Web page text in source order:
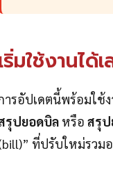
ริ่มใช้งานได้
ารอัปเดตนี้พร้อมใช้
รุปยอดบิล หรือ สรุป
ที่ปรับใหม่รวม